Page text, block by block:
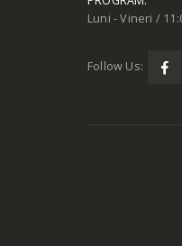
Luni - Vineri /
Follow Us: